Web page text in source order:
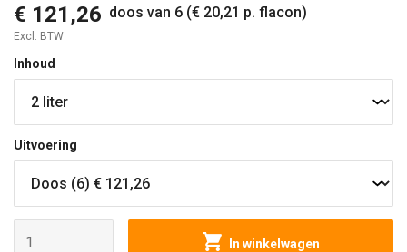
€ 121,26 doos van 6 (€ 20,21 p. flacon)
Excl. BTW
Inhoud
Uitvoering
In winkelwagen